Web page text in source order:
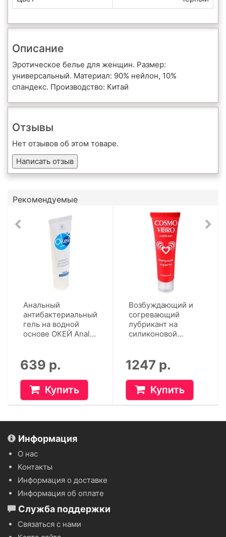
Описание
Эротическое белье для женщин. Размер:
универсальный. Материал: 90% нейлон, 10%
спандекс. Производство: Китай
Отзывы
Нет отзывов об этом товаре.
Написать отзыв
Рекомендуемые
Анальный
антибактериальный
гель на водной
основе ОКЕЙ Anal
639 р.
Купить
Возбуждающий и
согревающий
лубрикант на
силиконовой
1247 р.
Купить
Информация
О нас
Контакты
Информация о доставке
Информация об оплате
Служба поддержки
Связаться с нами